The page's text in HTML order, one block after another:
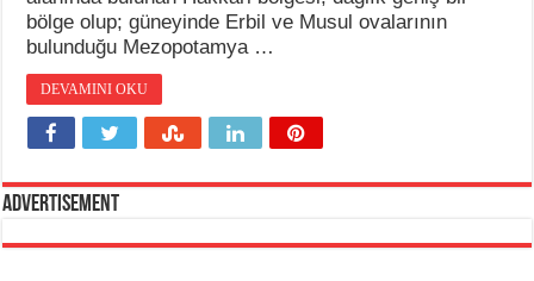
bölge olup; güneyinde Erbil ve Musul ovalarının
bulunduğu Mezopotamya …
DEVAMINI OKU
Advertisement